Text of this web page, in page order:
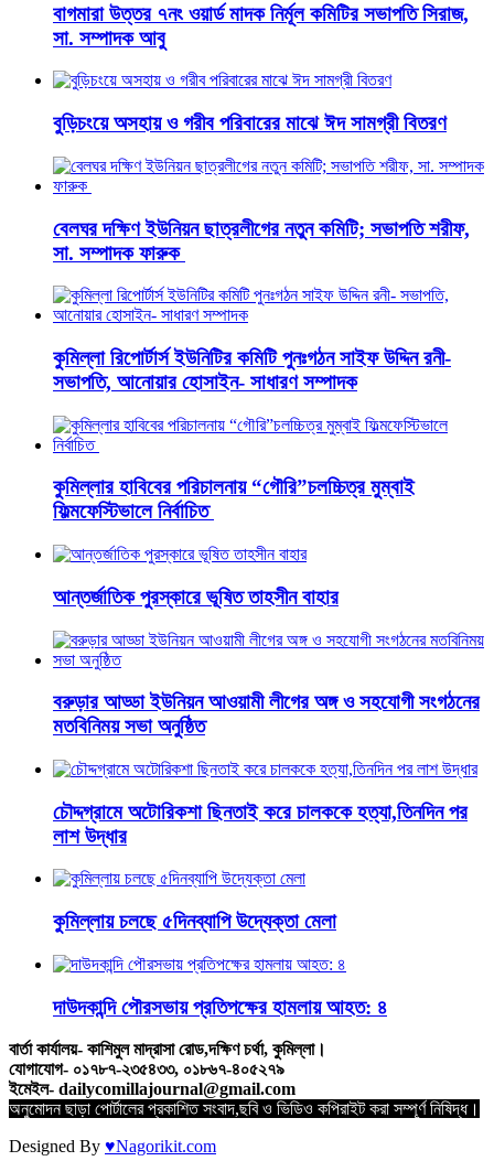
বাগমারা উত্তর ৭নং ওয়ার্ড মাদক নির্মূল কমিটির সভাপতি সিরাজ,
সা. সম্পাদক আবু
বুড়িচংয়ে অসহায় ও গরীব পরিবারের মাঝে ঈদ সামগ্রী বিতরণ
বেলঘর দক্ষিণ ইউনিয়ন ছাত্রলীগের নতুন কমিটি; সভাপতি শরীফ,
সা. সম্পাদক ফারুক
কুমিল্লা রিপোর্টার্স ইউনিটির কমিটি পুনঃগঠন সাইফ উদ্দিন রনী-
সভাপতি, আনোয়ার হোসাইন- সাধারণ সম্পাদক
কুমিল্লার হাবিবের পরিচালনায় “গৌরি”চলচ্চিত্র মুম্বাই
ফিল্মফেস্টিভালে নির্বাচিত
আন্তর্জাতিক পুরস্কারে ভূষিত তাহসীন বাহার
বরুড়ার আড্ডা ইউনিয়ন আওয়ামী লীগের অঙ্গ ও সহযোগী সংগঠনের
মতবিনিময় সভা অনুষ্ঠিত
চৌদ্দগ্রামে অটোরিকশা ছিনতাই করে চালককে হত্যা,তিনদিন পর
লাশ উদ্ধার
কুমিল্লায় চলছে ৫দিনব্যাপি উদ্যেক্তা মেলা
দাউদকান্দি পৌরসভায় প্রতিপক্ষের হামলায় আহত: ৪
বার্তা কার্যালয়- কাশিমুল মাদ্রাসা রোড,দক্ষিণ চর্থা, কুমিল্লা।
যোগাযোগ- ০১৭৮৭-২৩৫৪৩৩, ০১৮৬৭-৪০৫২৭৯
ইমেইল- dailycomillajournal@gmail.com
অনুমোদন ছাড়া পোর্টালের প্রকাশিত সংবাদ,ছবি ও ভিডিও কপিরাইট করা সম্পূর্ণ নিষিদ্ধ।
Designed By ♥Nagorikit.com